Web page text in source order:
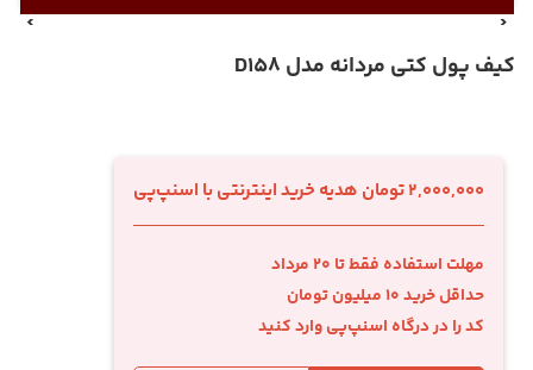
کیف پول کتی مردانه مدل D158
2,000,000 تومان هدیه خرید اینترنتی با اسنپ‌پی
مهلت استفاده فقط تا 20 مرداد
حداقل خرید 10 میلیون تومان
کد را در درگاه اسنپ‌پی وارد کنید